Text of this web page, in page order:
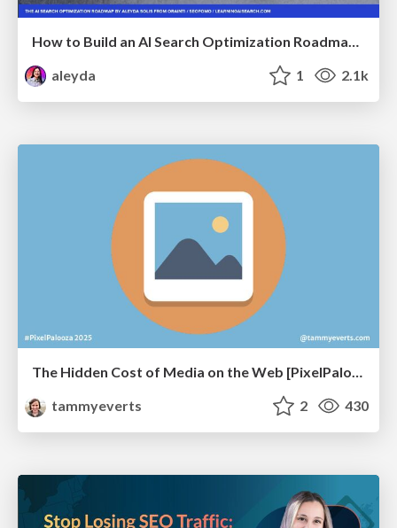
How to Build an AI Search Optimization Roadmap - Criteria and Steps to Take #SEOIRL
aleyda
1 2.1k
tammyeverts
2 430